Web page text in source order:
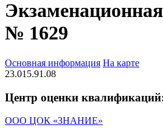
№ 1629
Основная информация На карте
23.015.91.08
Центр оценки
ООО ЦОК «ЗНАНИЕ»